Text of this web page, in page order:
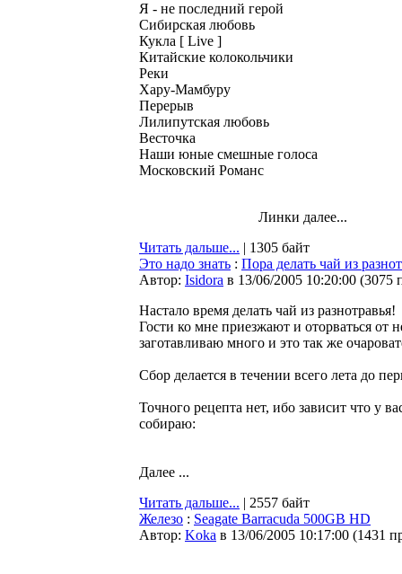
Я - не последний герой
Сибирская любовь
Кукла [ Live ]
Китайские колокольчики
Реки
Хару-Мамбуру
Перерыв
Лилипутская любовь
Весточка
Наши юные смешные голоса
Московский Романс
Линки далее...
Читать дальше... | 1305 байт
Это надо знать : Пора делать чай из
Автор: Isidora в 13/06/2005 10:20:00 (3075
Настало время делать чай из разнотравья!
Гости ко мне приезжают и оторваться от
заготавливаю много и это так же
Сбор делается в течении всего лета до
Точного рецепта нет, ибо зависит что у
собираю:
Далее ...
Читать дальше... | 2557 байт
Железо : Seagate Barracuda 500GB HD
Автор: Koka в 13/06/2005 10:17:00 (1431